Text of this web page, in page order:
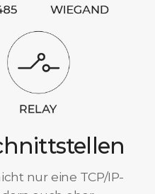
nur eine TCP/IP-